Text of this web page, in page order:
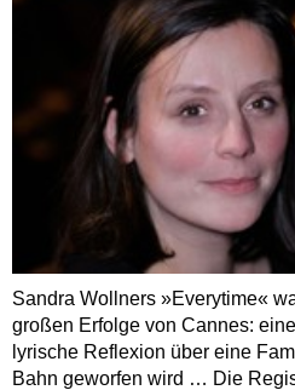
Sandra Wollners »Everytime«
großen Erfolge von Cannes:
lyrische Reflexion über eine
Bahn geworfen wird … Die